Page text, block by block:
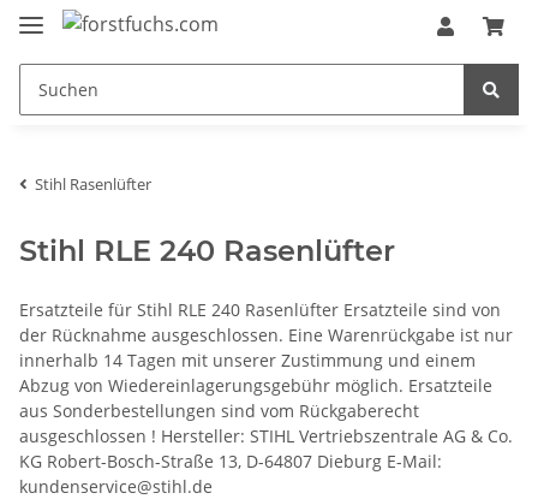
Stihl Rasenlüfter
Stihl RLE 240 Rasenlüfter
Ersatzteile für Stihl RLE 240 Rasenlüfter Ersatzteile sind von
der Rücknahme ausgeschlossen. Eine Warenrückgabe ist nur
innerhalb 14 Tagen mit unserer Zustimmung und einem
Abzug von Wiedereinlagerungsgebühr möglich. Ersatzteile
aus Sonderbestellungen sind vom Rückgaberecht
ausgeschlossen ! Hersteller: STIHL Vertriebszentrale AG & Co.
KG Robert-Bosch-Straße 13, D-64807 Dieburg E-Mail:
kundenservice@stihl.de